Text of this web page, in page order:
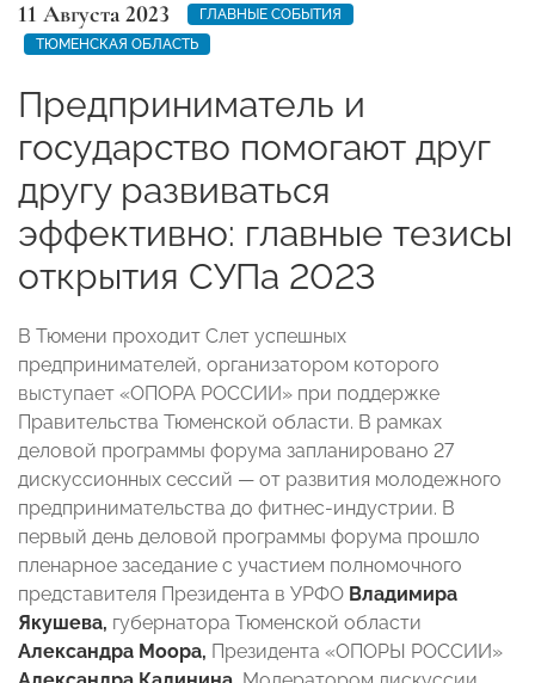
11 Августа 2023
ГЛАВНЫЕ СОБЫТИЯ
ТЮМЕНСКАЯ ОБЛАСТЬ
Предприниматель и
государство помогают друг
другу развиваться
эффективно: главные тезисы
открытия СУПа 2023
В Тюмени проходит Слет успешных
предпринимателей, организатором которого
выступает «ОПОРА РОССИИ» при поддержке
Правительства Тюменской области. В рамках
деловой программы форума запланировано 27
дискуссионных сессий — от развития молодежного
предпринимательства до фитнес-индустрии. В
первый день деловой программы форума прошло
пленарное заседание с участием полномочного
представителя Президента в УРФО Владимира
Якушева, губернатора Тюменской области
Александра Моора, Президента «ОПОРЫ РОССИИ»